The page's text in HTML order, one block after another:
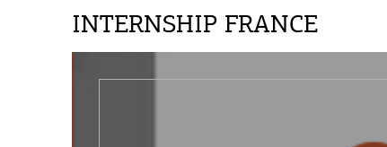
INTERNSHIP FRANCE